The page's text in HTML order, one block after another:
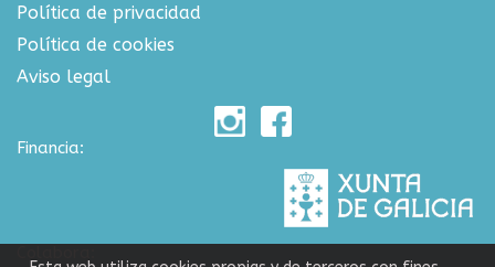
Política de privacidad
Política de cookies
Aviso legal
Financia: